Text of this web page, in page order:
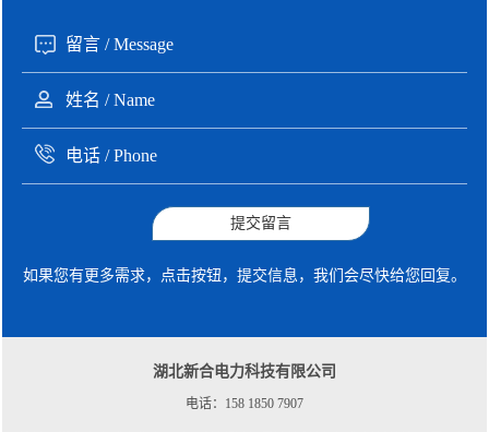
提交留言
如果您有更多需求，点击按钮，提交信息，我们会尽快给您回复。
湖北新合电力科技有限公司
电话：158 1850 7907